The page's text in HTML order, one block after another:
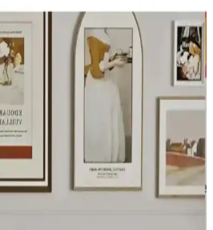
İpuçları
şıklığı bir arada sunar. Malzeme
kolaylığıyla ev yaşamını daha
Ev Dekorasyonunda Şıklık ve
kırlentler, estetik ve konforu bir araya
kişiselleştirir. Renk, doku ve desen
yaratın.